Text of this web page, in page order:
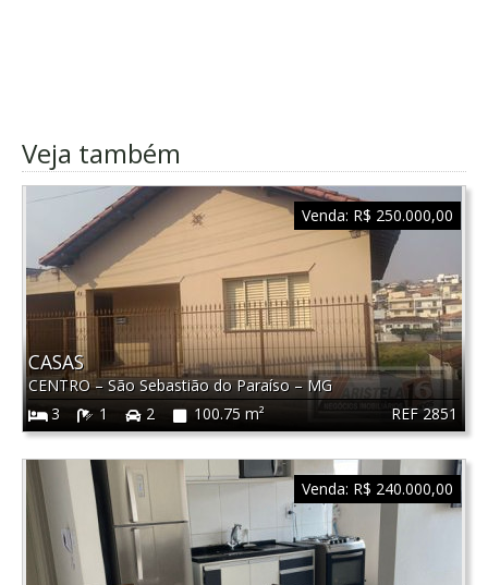
Veja também
REF 2851
CASAS
CENTRO–São Sebastião do Paraíso–MG
3
1 2 100.75 m²
Venda: R$ 250.000,00
Venda: R$ 240.000,00